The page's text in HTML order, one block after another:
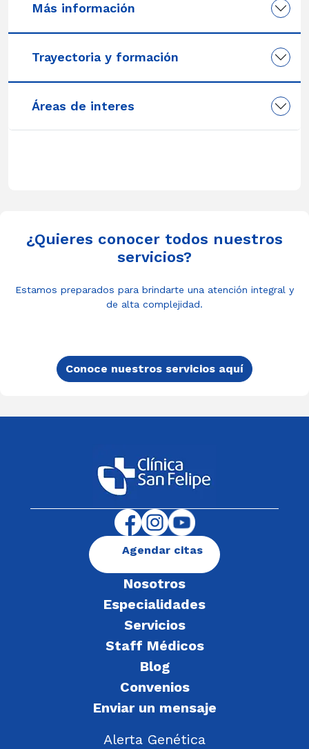
Más información
Trayectoria y formación
Áreas de interes
¿Quieres conocer todos nuestros
servicios?
Estamos preparados para brindarte una atención integral y
de alta complejidad.
Conoce nuestros servicios aquí
Nosotros
Especialidades
Servicios
Staff Médicos
Blog
Convenios
Enviar un mensaje
Alerta Genética
Agendar citas